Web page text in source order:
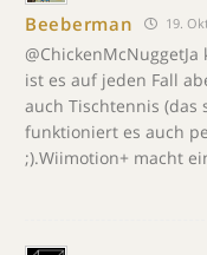
Beeberman 19.
ist es auf jeden Fall
auch Tischtennis (das
funktioniert es auch
;).Wiimotion+ macht